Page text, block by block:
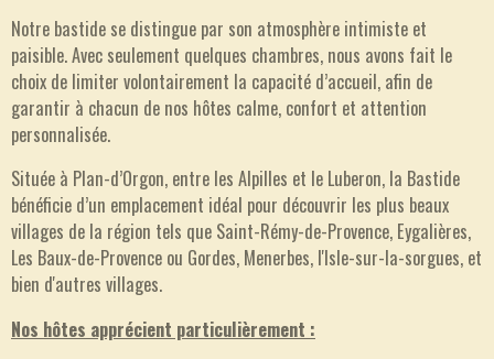
Notre bastide se distingue par son atmosphère intimiste et
paisible. Avec seulement quelques chambres, nous avons fait le
choix de limiter volontairement la capacité d’accueil, afin de
garantir à chacun de nos hôtes calme, confort et attention
personnalisée.
Située à Plan-d’Orgon, entre les Alpilles et le Luberon, la Bastide
bénéficie d’un emplacement idéal pour découvrir les plus beaux
villages de la région tels que Saint-Rémy-de-Provence, Eygalières,
Les Baux-de-Provence ou Gordes, Menerbes, l'Isle-sur-la-sorgues, et
bien d'autres villages.
Nos hôtes apprécient particulièrement :